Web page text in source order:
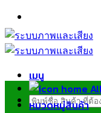
ข้าม
ไป
ยัง
เมนู
ค้นหา:
หมวดหมู่สินค้า